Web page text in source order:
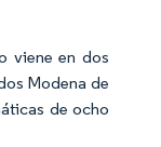
viene en dos
Modena de
de ocho